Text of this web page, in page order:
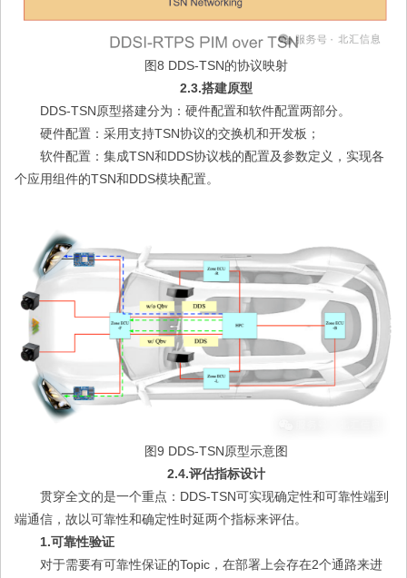
图8 DDS-TSN的协议映射
2.3.搭建原型
DDS-TSN原型搭建分为：硬件配置和软件配置两部分。
硬件配置：采用支持TSN协议的交换机和开发板；
软件配置：集成TSN和DDS协议栈的配置及参数定义，实现各
个应用组件的TSN和DDS模块配置。
图9 DDS-TSN原型示意图
2.4.评估指标设计
贯穿全文的是一个重点：DDS-TSN可实现确定性和可靠性端到
端通信，故以可靠性和确定性时延两个指标来评估。
1.可靠性验证
对于需要有可靠性保证的Topic，在部署上会存在2个通路来进